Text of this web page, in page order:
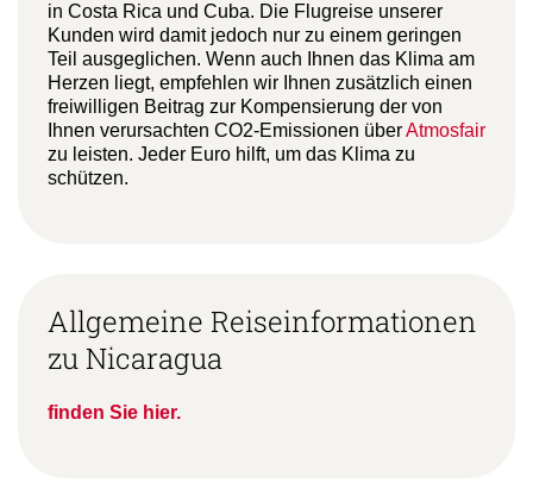
in Costa Rica und Cuba. Die Flugreise unserer
Kunden wird damit jedoch nur zu einem geringen
Teil ausgeglichen. Wenn auch Ihnen das Klima am
Herzen liegt, empfehlen wir Ihnen zusätzlich einen
freiwilligen Beitrag zur Kompensierung der von
Ihnen verursachten CO2-Emissionen überAtmosfair
zu leisten. Jeder Euro hilft, um das Klima zu
schützen.
Allgemeine Reiseinformationen
zu Nicaragua
finden Sie hier.